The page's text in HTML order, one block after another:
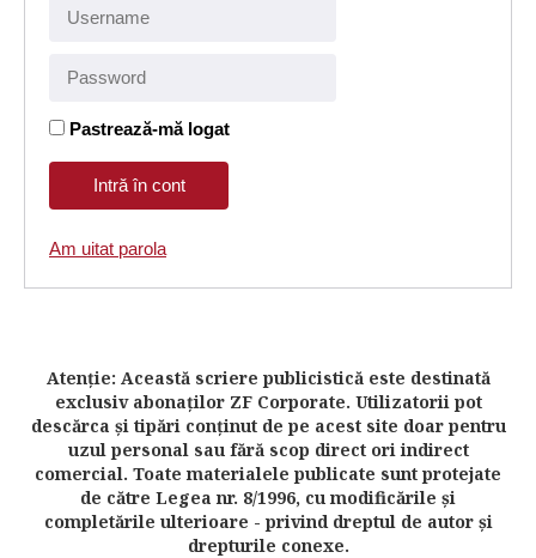
Pastrează-mă logat
Am uitat parola
Atenţie: Această scriere publicistică este destinată
exclusiv abonaţilor ZF Corporate. Utilizatorii pot
descărca şi tipări conţinut de pe acest site doar pentru
uzul personal sau fără scop direct ori indirect
comercial. Toate materialele publicate sunt protejate
de către Legea nr. 8/1996, cu modificările şi
completările ulterioare - privind dreptul de autor şi
drepturile conexe.